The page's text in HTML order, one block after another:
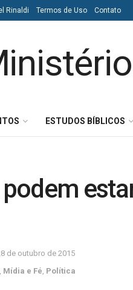
Rinaldi Termos de Uso Contato
ESTUDOS BÍBLICOS
podem
de outubro de 2015
Mídia e Fé Política